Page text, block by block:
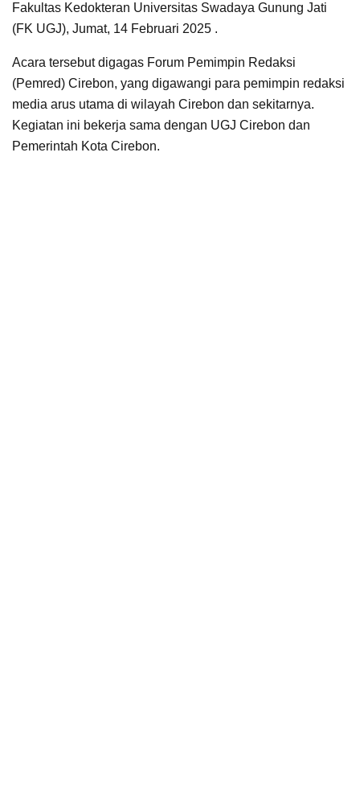
Fakultas Kedokteran Universitas Swadaya Gunung Jati
(FK UGJ), Jumat, 14 Februari 2025 .
Acara tersebut digagas Forum Pemimpin Redaksi
(Pemred) Cirebon, yang digawangi para pemimpin redaksi
media arus utama di wilayah Cirebon dan sekitarnya.
Kegiatan ini bekerja sama dengan UGJ Cirebon dan
Pemerintah Kota Cirebon.